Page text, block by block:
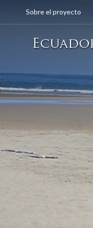
Sobre el proyecto